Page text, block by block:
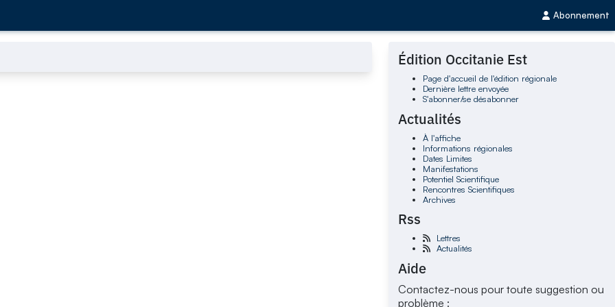
Abonnement
Édition Occitanie Est
Page d'accueil de l'édition régionale
Dernière lettre envoyée
S'abonner/se désabonner
Actualités
À l'affiche
Informations régionales
Dates Limites
Manifestations
Potentiel Scientifique
Rencontres Scientifiques
Archives
Rss
Lettres
Actualités
Aide
Contactez-nous pour toute suggestion ou
problème :